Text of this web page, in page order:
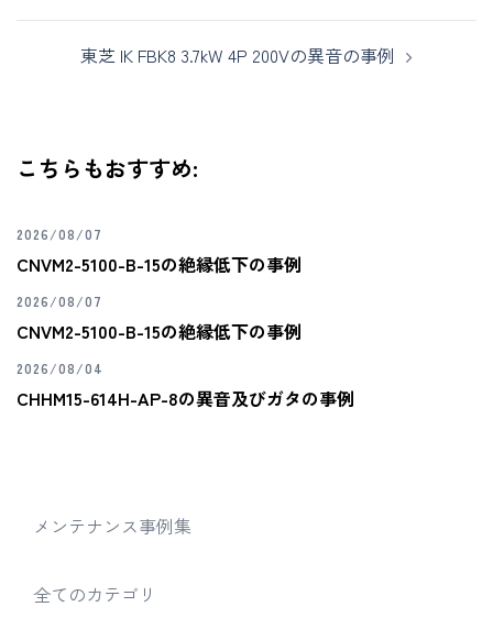
東芝 IK FBK8 3.7kW 4P 200Vの異音の事例
こちらもおすすめ:
2026/08/07
CNVM2-5100-B-15の絶縁低下の事例
2026/08/07
CNVM2-5100-B-15の絶縁低下の事例
2026/08/04
CHHM15-614H-AP-8の異音及びガタの事例
メンテナンス事例集
全てのカテゴリ